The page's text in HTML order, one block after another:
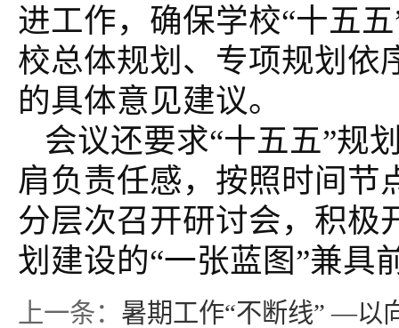
进工作，确保学校“十五
校总体规划、专项规划依
的具体意见建议。
会议还要求“十五五”规
肩负责任感，按照时间节
分层次召开研讨会，积极
划建设的“一张蓝图”兼具
上一条： 暑期工作“不断线” —以